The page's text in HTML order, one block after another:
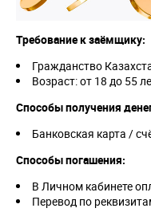
Требование к заёмщику:
Гражданство
Возраст: от 18 до 55
Способы получения
Банковская карта /
Способы погашения:
В Личном кабинете
Перевод по